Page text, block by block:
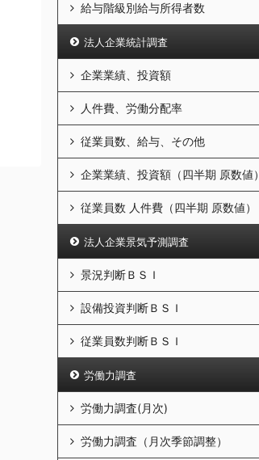
給与階級別給与所得者数
法人企業統計調査
企業業績、投資額
人件費、労働分配率
従業員数、給与、その他
企業業績、投資額（四半期 原数値）
従業員数 人件費（四半期 原数値）
法人企業景気予測調査
景況判断ＢＳＩ
設備投資判断ＢＳＩ
従業員数判断ＢＳＩ
労働力調査
労働力調査(月次)
労働力調査（月次季節調整）